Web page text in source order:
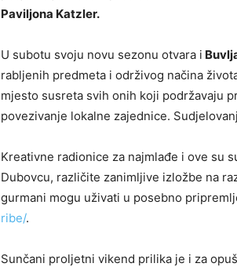
Paviljona Katzler.
U subotu svoju novu sezonu otvara i
rabljenih predmeta i održivog načina
mjesto susreta svih onih koji podržavaju
povezivanje lokalne zajednice.
Kreativne radionice za najmlađe i ove su
Dubovcu, različite zanimljive izložbe na
gurmani mogu uživati u posebno
ribe/.
Sunčani proljetni vikend prilika je i za